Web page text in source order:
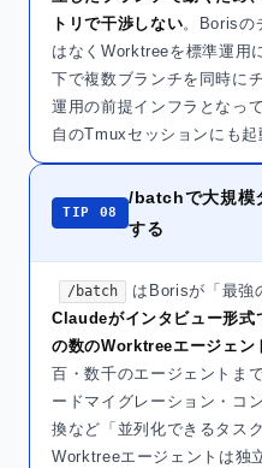
トリで干渉しない。Borisの
はなくWorktreeを標準運用
下で複数ブランチを同時に
運用の前提インフラとなって
自のTmuxセッションにも起
TIP 08
/batchで大規模
する
/batch
はBorisが「最強
Claudeがインタビュー形式
の数のWorktreeエージェン
百・数千のエージェントま
ードマイグレーション・コ
換など「並列化できるタス
Worktreeエージェントは独